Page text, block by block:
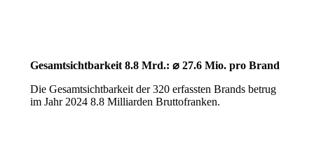
Gesamtsichtbarkeit 8.8 Mrd.: ⌀ 27.6 Mio. pro Brand
Die Gesamtsichtbarkeit der 320 erfassten Brands betrug
im Jahr 2024 8.8 Milliarden Bruttofranken.